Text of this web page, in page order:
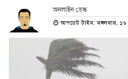
অনলাইন ডেস্ক
আপডেট টাইম: মঙ্গলবার,